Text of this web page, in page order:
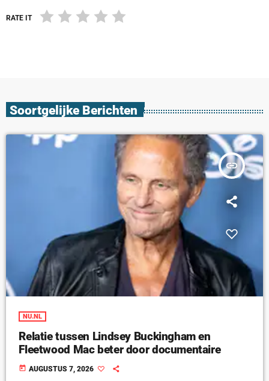
RATE IT
Soortgelijke Berichten
insert_link
NU.NL
Relatie tussen Lindsey Buckingham en
Fleetwood Mac beter door documentaire
today AUGUSTUS 7, 2026